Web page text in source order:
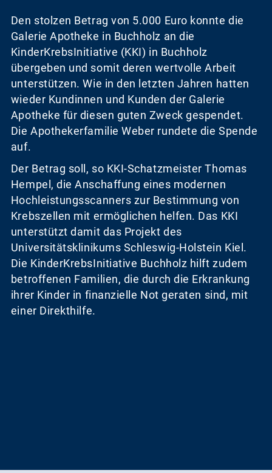
Den stolzen Betrag von 5.000 Euro konnte die
Galerie Apotheke in Buchholz an die
KinderKrebsInitiative (KKI) in Buchholz
übergeben und somit deren wertvolle Arbeit
unterstützen. Wie in den letzten Jahren hatten
wieder Kundinnen und Kunden der Galerie
Apotheke für diesen guten Zweck gespendet.
Die Apothekerfamilie Weber rundete die Spende
auf.
Der Betrag soll, so KKI-Schatzmeister Thomas
Hempel, die Anschaffung eines modernen
Hochleistungsscanners zur Bestimmung von
Krebszellen mit ermöglichen helfen. Das KKI
unterstützt damit das Projekt des
Universitätsklinikums Schleswig-Holstein Kiel.
Die KinderKrebsInitiative Buchholz hilft zudem
betroffenen Familien, die durch die Erkrankung
ihrer Kinder in finanzielle Not geraten sind, mit
einer Direkthilfe.